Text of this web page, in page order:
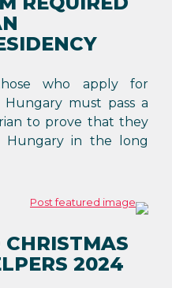
who apply for
must pass a
to prove that they
Hungary in the long
2024